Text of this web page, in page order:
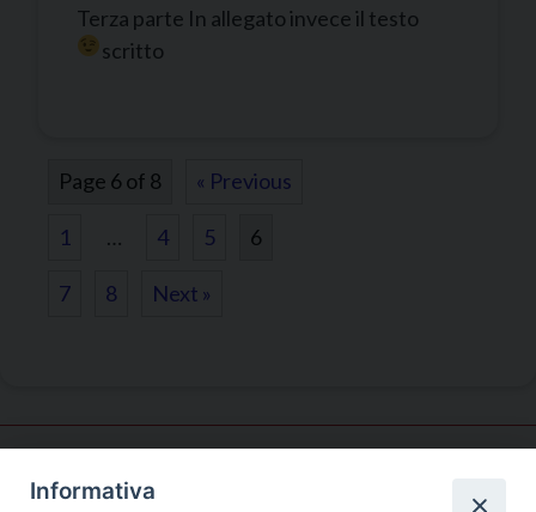
Terza parte In allegato invece il testo
scritto
Page 6 of 8 « Previous
1 … 4 5 6
7 8 Next »
Informativa